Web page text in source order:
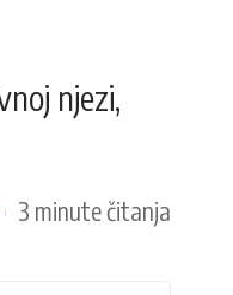
njezi,
3 minute čitanja